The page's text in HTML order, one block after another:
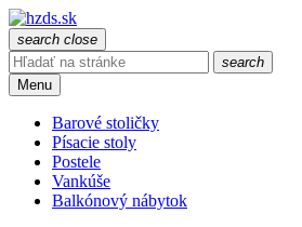
search close
search
Menu
Barové stoličky
Písacie stoly
Postele
Vankúše
Balkónový nábytok